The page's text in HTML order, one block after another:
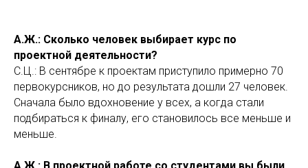
А.Ж.: Сколько человек выбирает курс по
проектной деятельности?
С.Ц.: В сентябре к проектам приступило примерно 70
первокурсников, но до результата дошли 27 человек.
Сначала было вдохновение у всех, а когда стали
подбираться к финалу, его становилось все меньше и
меньше.